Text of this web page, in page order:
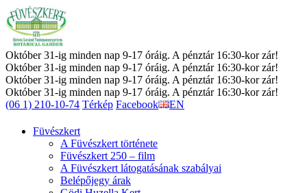
Október 31-ig minden nap 9-17 óráig. A pénztár 16:30-kor zár!
Október 31-ig minden nap 9-17 óráig. A pénztár 16:30-kor zár!
Október 31-ig minden nap 9-17 óráig. A pénztár 16:30-kor zár!
Október 31-ig minden nap 9-17 óráig. A pénztár 16:30-kor zár!
(06 1) 210-10-74 Térkép Facebook EN
Füvészkert
A Füvészkert története
Füvészkert 250 – film
A Füvészkert látogatásának szabályai
Belépőjegy árak